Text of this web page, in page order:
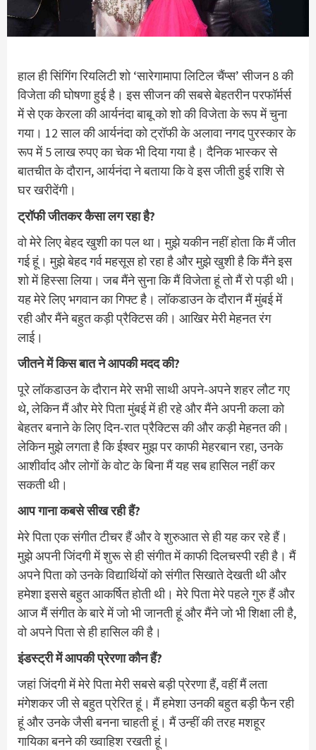
हाल ही सिंगिंग रियलिटी शो ‘सारेगामापा लिटिल चैंप्स’ सीजन 8 की
विजेता की घोषणा हुई है। इस सीजन की सबसे बेहतरीन परफॉर्मर्स
में से एक केरला की आर्यनंदा बाबू को शो की विजेता के रूप में चुना
गया। 12 साल की आर्यनंदा को ट्रॉफी के अलावा नगद पुरस्कार के
रूप में 5 लाख रुपए का चेक भी दिया गया है। दैनिक भास्कर से
बातचीत के दौरान, आर्यनंदा ने बताया कि वे इस जीती हुई राशि से
घर खरीदेंगी।
ट्रॉफी जीतकर कैसा लग रहा है?
वो मेरे लिए बेहद खुशी का पल था। मुझे यकीन नहीं होता कि मैं जीत
गई हूं। मुझे बेहद गर्व महसूस हो रहा है और मुझे खुशी है कि मैंने इस
शो में हिस्सा लिया। जब मैंने सुना कि मैं विजेता हूं तो मैं रो पड़ी थी।
यह मेरे लिए भगवान का गिफ्ट है। लॉकडाउन के दौरान मैं मुंबई में
रही और मैंने बहुत कड़ी प्रैक्टिस की। आखिर मेरी मेहनत रंग
लाई।
जीतने में किस बात ने आपकी मदद की?
पूरे लॉकडाउन के दौरान मेरे सभी साथी अपने-अपने शहर लौट गए
थे, लेकिन मैं और मेरे पिता मुंबई में ही रहे और मैंने अपनी कला को
बेहतर बनाने के लिए दिन-रात प्रैक्टिस की और कड़ी मेहनत की।
लेकिन मुझे लगता है कि ईश्वर मुझ पर काफी मेहरबान रहा, उनके
आशीर्वाद और लोगों के वोट के बिना मैं यह सब हासिल नहीं कर
सकती थी।
आप गाना कबसे सीख रही हैं?
मेरे पिता एक संगीत टीचर हैं और वे शुरुआत से ही यह कर रहे हैं।
मुझे अपनी जिंदगी में शुरू से ही संगीत में काफी दिलचस्पी रही है। मैं
अपने पिता को उनके विद्यार्थियों को संगीत सिखाते देखती थी और
हमेशा इससे बहुत आकर्षित होती थी। मेरे पिता मेरे पहले गुरु हैं और
आज मैं संगीत के बारे में जो भी जानती हूं और मैंने जो भी शिक्षा ली है,
वो अपने पिता से ही हासिल की है।
इंडस्ट्री में आपकी प्रेरणा कौन हैं?
जहां जिंदगी में मेरे पिता मेरी सबसे बड़ी प्रेरणा हैं, वहीं मैं लता
मंगेशकर जी से बहुत प्रेरित हूं। मैं हमेशा उनकी बहुत बड़ी फैन रही
हूं और उनके जैसी बनना चाहती हूं। मैं उन्हीं की तरह मशहूर
गायिका बनने की ख्वाहिश रखती हूं।